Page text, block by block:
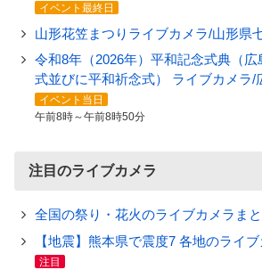
イベント最終日
山形花笠まつりライブカメラ/山形県
令和8年（2026年）平和記念式典（
式並びに平和祈念式） ライブカメラ/
イベント当日
午前8時～午前8時50分
注目のライブカメラ
全国の祭り・花火のライブカメラま
【地震】熊本県で震度7 各地のライ
注目